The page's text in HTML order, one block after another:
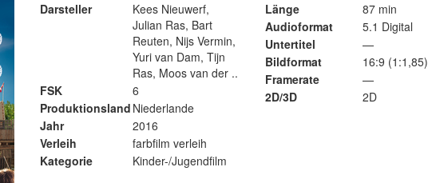
Darsteller
Kees Nieuwerf,
Julian Ras, Bart
Reuten, Nijs Vermin,
Yuri van Dam, Tijn
Ras, Moos van der ..
FSK
6
Produktionsland Niederlande
Jahr
2016
Verleih
farbfilm verleih
Kategorie
Kinder-/Jugendfilm
Länge
87 min
Audioformat
5.1 Digital
Untertitel
—
Bildformat
16:9 (1:1,85)
Framerate
—
2D/3D
2D